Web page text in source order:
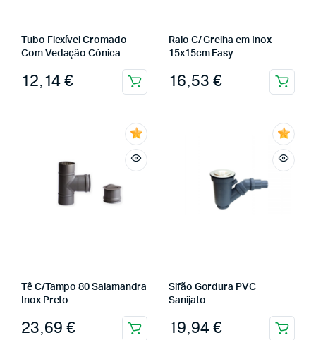
Tubo Flexível Cromado
Com Vedação Cónica
12,14€
Ralo C/ Grelha em Inox
15x15cm Easy
16,53 €
Tê C/Tampo 80 Salamandra
Inox Preto
23,69 €
Sifão Gordura PVC
Sanijato
19,94€